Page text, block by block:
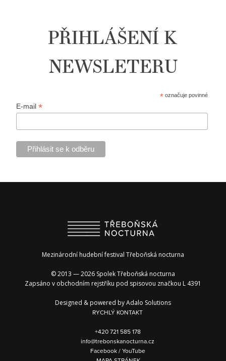
PŘIHLÁŠENÍ K
NEWSLETERU
* označuje povinné
E-mail*
Mezinárodní hudební festival Třeboňská nocturna
© 2013 — 2026 Spolek Třeboňská nocturna
Zapsáno v obchodním rejstříku pod spisovou značkou L 4391
Designed & powered byAdalo Solutions
RYCHLÝ KONTAKT
+420 721 585 178
info@trebonskanocturna.cz
Facebook/YouTube